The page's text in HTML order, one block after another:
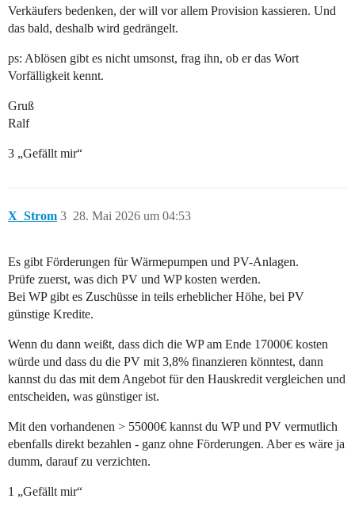
Verkäufers bedenken, der will vor allem Provision kassieren. Und
das bald, deshalb wird gedrängelt.
ps: Ablösen gibt es nicht umsonst, frag ihn, ob er das Wort
Vorfälligkeit kennt.
Gruß
Ralf
3 „Gefällt mir“
X_Strom 28. Mai 2026 um 04:53
3
Es gibt Förderungen für Wärmepumpen und PV-Anlagen.
Prüfe zuerst, was dich PV und WP kosten werden.
Bei WP gibt es Zuschüsse in teils erheblicher Höhe, bei PV
günstige Kredite.
Wenn du dann weißt, dass dich die WP am Ende 17000€ kosten
würde und dass du die PV mit 3,8% finanzieren könntest, dann
kannst du das mit dem Angebot für den Hauskredit vergleichen und
entscheiden, was günstiger ist.
Mit den vorhandenen > 55000€ kannst du WP und PV vermutlich
ebenfalls direkt bezahlen - ganz ohne Förderungen. Aber es wäre ja
dumm, darauf zu verzichten.
1 „Gefällt mir“